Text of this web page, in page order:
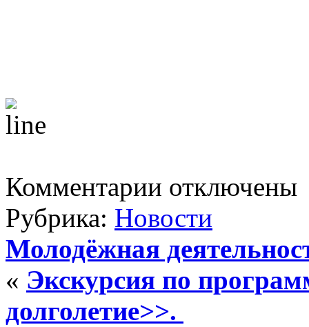
Комментарии записи
Святителю
Николаю
отключены
Рубрика: Новости
Молодёжная
« Экскурсия по
долголетие>>.